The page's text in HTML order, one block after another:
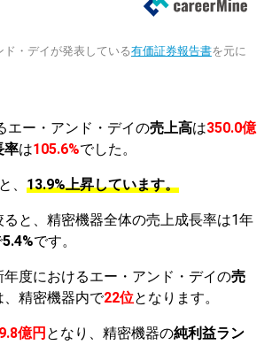
・デイが発表している有価証券報告書を元に
エー・アンド・デイの売上高は350.0億
率は105.6%でした。
、 13.9%上昇しています。
と、精密機器全体の売上成長率は1年
5.4%です。
度におけるエー・アンド・デイの売
、精密機器内で22位となります。
億円 となり、精密機器の純利益ラン